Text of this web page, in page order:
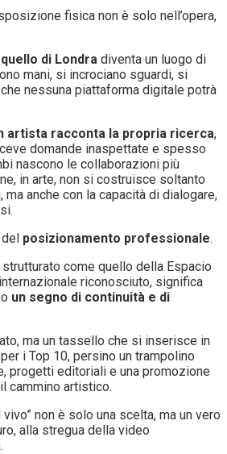
fisica non è solo nell’opera,
di Londra diventa un luogo di
mani, si incrociano sguardi, si
nessuna piattaforma digitale potrà
artista racconta la propria ricerca,
domande inaspettate e spesso
nascono le collaborazioni più
in arte, non si costruisce soltanto
ma anche con la capacità di dialogare,
del posizionamento professionale.
come quello della Espacio
riconosciuto, significa
un segno di continuità e di
ma un tassello che si inserisce in
i Top 10, persino un trampolino
progetti editoriali e una promozione
cammino artistico.
non è solo una scelta, ma un vero
alla stregua della video